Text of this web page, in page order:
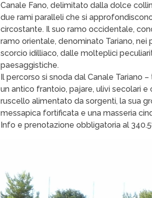
Canale Fano, delimitato dalla dolce
due rami paralleli che si
circostante. Il suo ramo occidentale,
ramo orientale, denominato Tariano,
scorcio idilliaco, dalle molteplici
paesaggistiche.
Il percorso si snoda dal Canale Tariano
un antico frantoio, pajare, ulivi secolari
ruscello alimentato da sorgenti, la sua
messapica fortificata e una masseria
Info e prenotazione obbligatoria al